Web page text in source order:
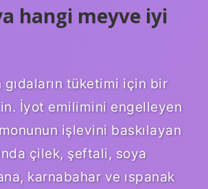
hangi meyve iyi
gıdaların tüketimi için bir
İyot emilimini engelleyen
işlevini baskılayan
çilek, şeftali, soya
karnabahar ve ıspanak